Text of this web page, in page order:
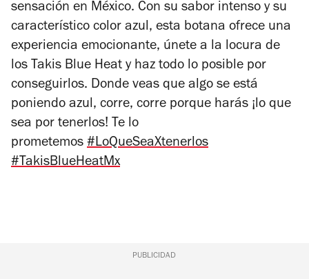
sensación en México. Con su sabor intenso y su
característico color azul, esta botana ofrece una
experiencia emocionante, únete a la locura de
los Takis Blue Heat y haz todo lo posible por
conseguirlos. Donde veas que algo se está
poniendo azul, corre, corre porque harás ¡lo que
sea por tenerlos! Te lo
prometemos #LoQueSeaXtenerlos
#TakisBlueHeatMx
PUBLICIDAD